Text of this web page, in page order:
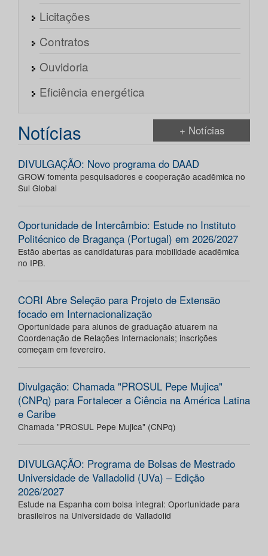
Licitações
Contratos
Ouvidoria
Eficiência energética
Notícias + Notícias
DIVULGAÇÃO: Novo programa do DAAD
GROW fomenta pesquisadores e cooperação acadêmica no
Sul Global
Oportunidade de Intercâmbio: Estude no Instituto
Politécnico de Bragança (Portugal) em 2026/2027
Estão abertas as candidaturas para mobilidade acadêmica
no IPB.
CORI Abre Seleção para Projeto de Extensão
focado em Internacionalização
Oportunidade para alunos de graduação atuarem na
Coordenação de Relações Internacionais; inscrições
começam em fevereiro.
Divulgação: Chamada "PROSUL Pepe Mujica"
(CNPq) para Fortalecer a Ciência na América Latina
e Caribe
Chamada "PROSUL Pepe Mujica" (CNPq)
DIVULGAÇÃO: Programa de Bolsas de Mestrado
Universidade de Valladolid (UVa) – Edição
2026/2027
Estude na Espanha com bolsa integral: Oportunidade para
brasileiros na Universidade de Valladolid